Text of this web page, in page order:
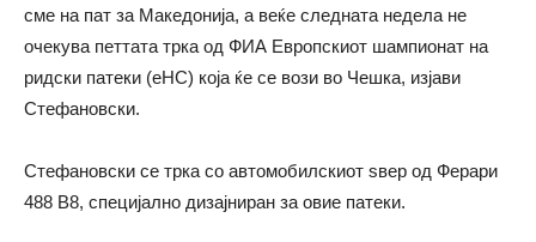
сме на пат за Македонија, а веќе следната недела не
очекува петтата трка од ФИА Европскиот шампионат на
ридски патеки (еHC) која ќе се вози во Чешка, изјави
Стефановски.
Стефановски се трка со автомобилскиот ѕвер од Ферари
488 B8, специјално дизајниран за овие патеки.